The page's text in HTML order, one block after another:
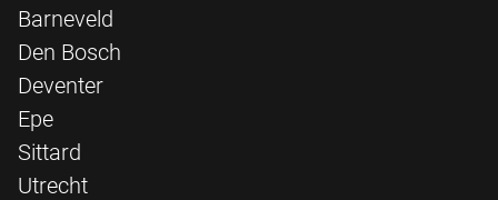
Barneveld
Den Bosch
Deventer
Epe
Sittard
Utrecht